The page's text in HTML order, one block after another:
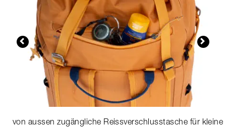
von aussen zugängliche Reissverschlusstasche für kleine